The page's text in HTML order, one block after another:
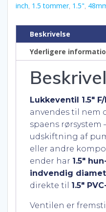
Valve
Plastics
/
Waterway)
inch, 1.5 tommer, 1.5",
Beskrivelse
Yderligere
Lukkeventil 1.5″
anvendes til nem
spaens rørsystem
udskiftning af
eller andre
ender har 1.5″
indvendig
direkte til 1.5″
Ventilen er